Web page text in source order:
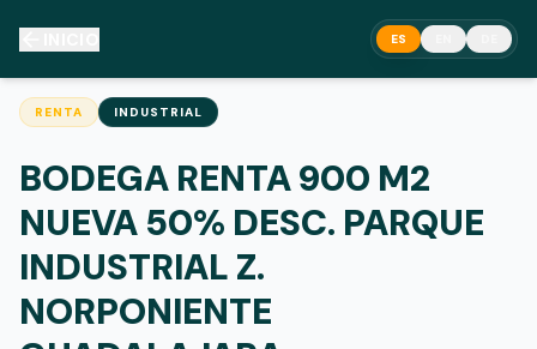
ES
RENTA INDUSTRIAL
BODEGA RENTA 900 M2
NUEVA 50% DESC. PARQUE
INDUSTRIAL Z.
NORPONIENTE